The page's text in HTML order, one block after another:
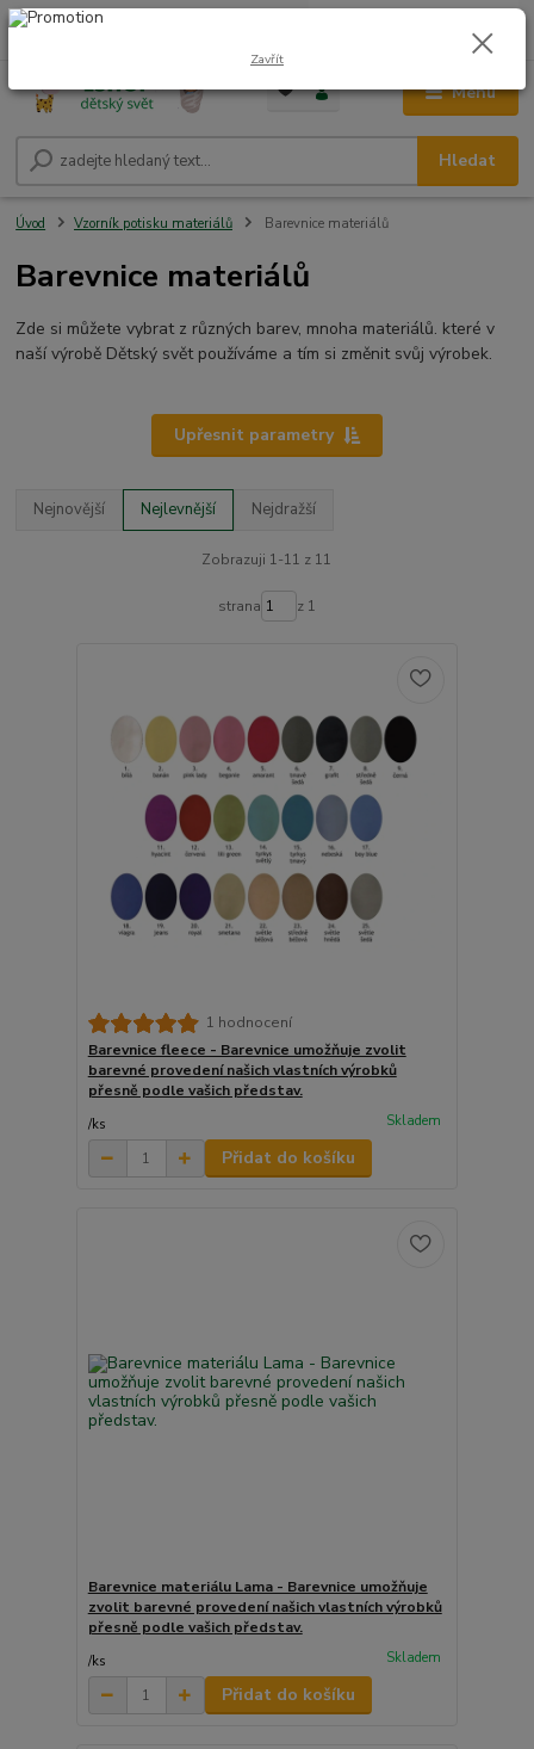
Menu
Hledat
+420 604 278 943 0,00 Kč
Úvod Vzorník potisku materiálů Barevnice materiálů
Barevnice materiálů
Zde si můžete vybrat z různých barev, mnoha materiálů. které v
naší výrobě Dětský svět používáme a tím si změnit svůj výrobek.
Upřesnit parametry
Nejnovější Nejlevnější Nejdražší
Zobrazuji 1-11 z 11
strana z 1
1 hodnocení
Barevnice fleece - Barevnice umožňuje zvolit
barevné provedení našich vlastních výrobků
přesně podle vašich představ.
/ks Skladem
Přidat do košíku
Barevnice materiálu Lama - Barevnice umožňuje
zvolit barevné provedení našich vlastních výrobků
přesně podle vašich představ.
/ks Skladem
Přidat do košíku
Zavřít